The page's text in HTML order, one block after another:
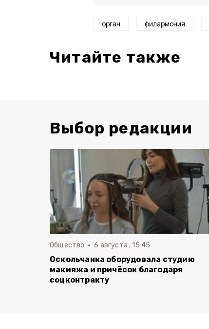
орган филармония
Читайте также
Выбор редакции
Общество 6 августа , 15:45
Оскольчанка оборудовала студию
макияжа и причёсок благодаря
соцконтракту